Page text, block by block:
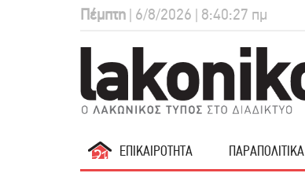
Πέμπτη | 6/8/2026 | 8:40:28 πμ
ΕΠΙΚΑΙΡΟΤΗΤΑ ΠΑΡΑΠΟΛΙΤΙΚΑ